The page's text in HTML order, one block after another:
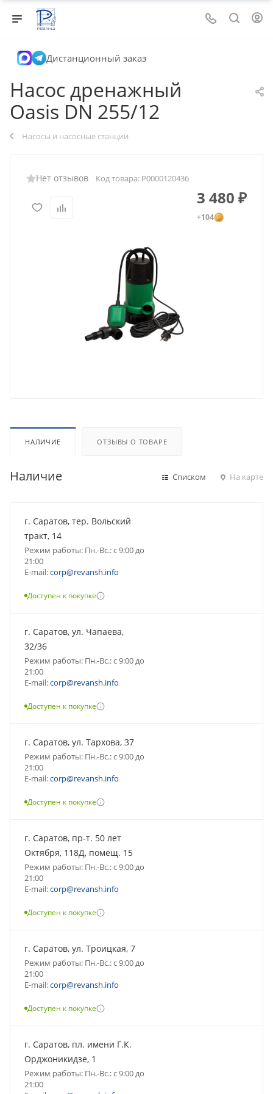
Дистанционный заказ
Насос дренажный
Oasis DN 255/12
Насосы и насосные станции
Нет отзывов Код товара: Р0000120436
3 480 ₽
+104
НАЛИЧИЕ ОТЗЫВЫ О ТОВАРЕ
Наличие Списком На карте
г. Саратов, тер. Вольский
тракт, 14
Режим работы: Пн.-Вс.: с 9:00 до
21:00
E-mail:corp@revansh.info
Доступен к покупке
г. Саратов, ул. Чапаева,
32/36
Режим работы: Пн.-Вс.: с 9:00 до
21:00
E-mail:corp@revansh.info
Доступен к покупке
г. Саратов, ул. Тархова, 37
Режим работы: Пн.-Вс.: с 9:00 до
21:00
E-mail:corp@revansh.info
Доступен к покупке
г. Саратов, пр-т. 50 лет
Октября, 118Д, помещ. 15
Режим работы: Пн.-Вс.: с 9:00 до
21:00
E-mail:corp@revansh.info
Доступен к покупке
г. Саратов, ул. Троицкая, 7
Режим работы: Пн.-Вс.: с 9:00 до
21:00
E-mail:corp@revansh.info
Доступен к покупке
г. Саратов, пл. имени Г.К.
Орджоникидзе, 1
Режим работы: Пн.-Вс.: с 9:00 до
21:00